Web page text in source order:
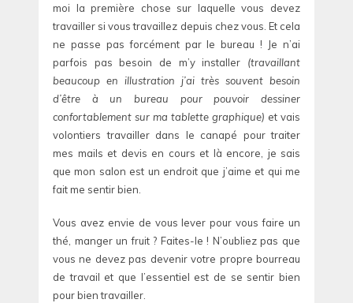
moi la première chose sur laquelle vous devez
travailler si vous travaillez depuis chez vous. Et cela
ne passe pas forcément par le bureau ! Je n’ai
parfois pas besoin de m’y installer (travaillant
beaucoup en illustration j’ai très souvent besoin
d’être à un bureau pour pouvoir dessiner
confortablement sur ma tablette graphique) et vais
volontiers travailler dans le canapé pour traiter
mes mails et devis en cours et là encore, je sais
que mon salon est un endroit que j’aime et qui me
fait me sentir bien.
Vous avez envie de vous lever pour vous faire un
thé, manger un fruit ? Faites-le ! N’oubliez pas que
vous ne devez pas devenir votre propre bourreau
de travail et que l’essentiel est de se sentir bien
pour bien travailler.